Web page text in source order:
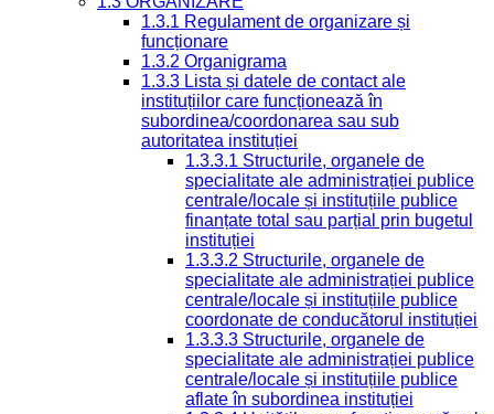
1.3.1 Regulament de organizare și
funcționare
1.3.2 Organigrama
1.3.3 Lista și datele de contact ale
instituțiilor care funcționează în
subordinea/coordonarea sau sub
autoritatea instituției
1.3.3.1 Structurile, organele de
specialitate ale administrației publice
centrale/locale și instituțiile publice
finanțate total sau parțial prin bugetul
instituției
1.3.3.2 Structurile, organele de
specialitate ale administrației publice
centrale/locale și instituțiile publice
coordonate de conducătorul instituției
1.3.3.3 Structurile, organele de
specialitate ale administrației publice
centrale/locale și instituțiile publice
aflate în subordinea instituției